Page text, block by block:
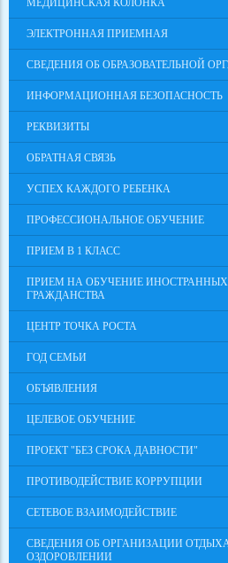
МЕДИЦИНСКАЯ КОЛОНКА
ЭЛЕКТРОННАЯ ПРИЕМНАЯ
СВЕДЕНИЯ ОБ ОБРАЗОВАТЕЛЬНОЙ
ИНФОРМАЦИОННАЯ БЕЗОПАСНОСТЬ
РЕКВИЗИТЫ
ОБРАТНАЯ СВЯЗЬ
УСПЕХ КАЖДОГО РЕБЕНКА
ПРОФЕССИОНАЛЬНОЕ ОБУЧЕНИЕ
ПРИЕМ В 1 КЛАСС
ПРИЕМ НА ОБУЧЕНИЕ
ГРАЖДАНСТВА
ЦЕНТР ТОЧКА РОСТА
ГОД СЕМЬИ
ОБЪЯВЛЕНИЯ
ЦЕЛЕВОЕ ОБУЧЕНИЕ
ПРОЕКТ "БЕЗ СРОКА ДАВНОСТИ"
ПРОТИВОДЕЙСТВИЕ КОРРУПЦИИ
СЕТЕВОЕ ВЗАИМОДЕЙСТВИЕ
СВЕДЕНИЯ ОБ ОРГАНИЗАЦИИ
ОЗДОРОВЛЕНИИ